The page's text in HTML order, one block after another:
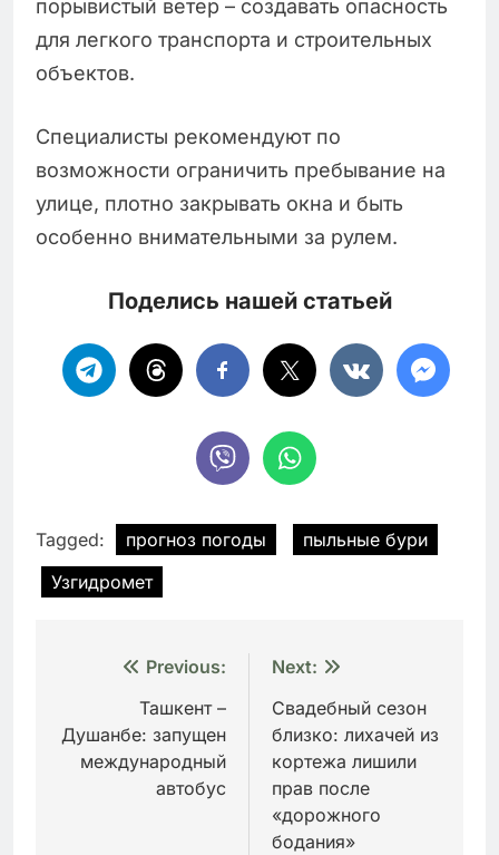
порывистый ветер – создавать опасность
для легкого транспорта и строительных
объектов.
Специалисты рекомендуют по
возможности ограничить пребывание на
улице, плотно закрывать окна и быть
особенно внимательными за рулем.
Поделись нашей статьей
Tagged: прогноз погоды
пыльные бури
Узгидромет
Навигация
записям
Previous:
Ташкент –
Душанбе: запущен
международный
автобус
Next:
Свадебный сезон
близко: лихачей из
кортежа лишили
прав после
«дорожного
бодания»